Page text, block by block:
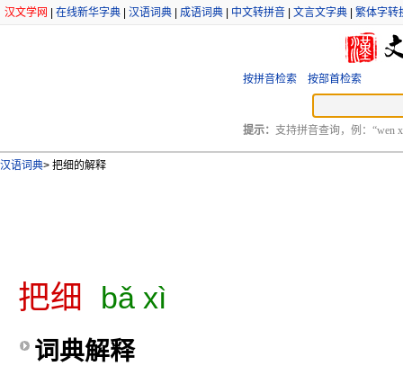
汉文学网 在线新华字典 汉语词典 成语词典 中文转拼音 文言文字典 繁体字转
按拼音检索 按部首检索
提示： 支持拼音查询，例：“wen
汉语词典> 把细的解释
把细 bǎ xì
词典解释